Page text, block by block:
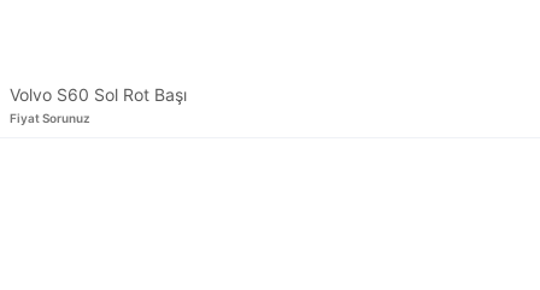
Volvo S60 Sol Rot Başı
Fiyat Sorunuz